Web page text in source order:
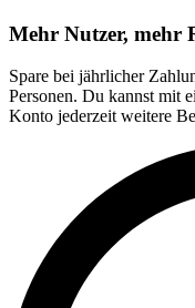
Mehr Nutzer, mehr
Spare bei jährlicher
Personen. Du kannst mit
Konto jederzeit weitere